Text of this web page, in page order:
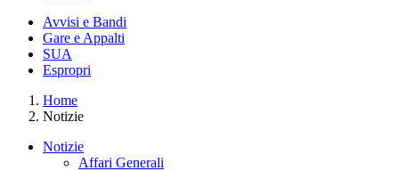
Avvisi e Bandi
Gare e Appalti
SUA
Espropri
Home
Notizie
Notizie
Affari Generali